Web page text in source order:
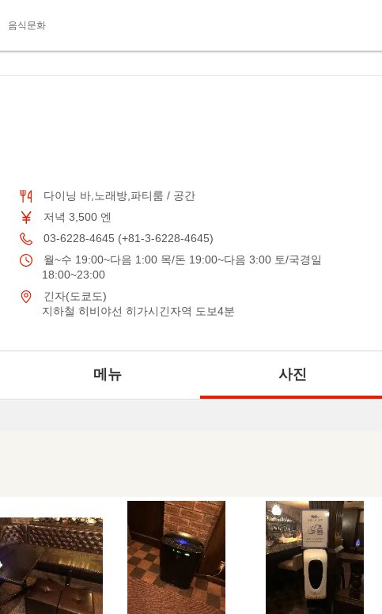
음식문화
다이닝 바,노래방,파티룸 / 공간
저녁 3,500 엔
03-6228-4645 (+81-3-6228-4645)
월~수 19:00~다음 1:00 목/돈 19:00~다음 3:00 토/국경일
18:00~23:00
긴자(도쿄도)
지하철 히비야선 히가시긴자역 도보4분
메뉴 사진